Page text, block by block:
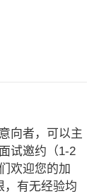
向者，可以主
试邀约（1-2
欢迎您的加
，有无经验均